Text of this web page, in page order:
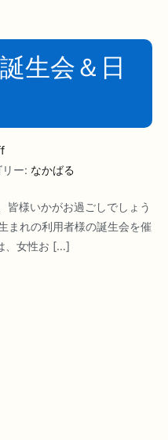
生会＆日
ー: なかばる
皆様いかがお過ごしでしょう
まれの利用者様の誕生会を催
、女性お […]